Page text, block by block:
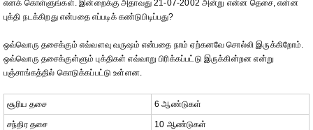
எனக் கொள்ளுங்கள். இன்றைக்கு அதாவது 21-07-2002 அன்று என்ன தெசை, என்ன
புக்தி நடக்கிறது என்பதை எப்படிக் கண்டுபிடிப்பது?
ஒவ்வொரு தசைக்கும் எவ்வளவு வருஷம் என்பதை நாம் ஏற்கனவே சொல்லி இருக்கிறோம்.
ஒவ்வொரு தசைக்குள்ளும் புக்திகள் எவ்வாறு பிரிக்கப்பட்டு இருக்கின்றன என்று
பஞ்சாங்கத்தில் கொடுக்கப்பட்டு உள்ளன.
சூரிய தசை 6 ஆண்டுகள்
சந்திர தசை 10 ஆண்டுகள்